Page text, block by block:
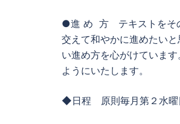
●進 め 方 テキストをその
交えて和やかに進めたい
い進め方を心がけていま
ようにいたします。
◆日程 原則毎月第２水曜